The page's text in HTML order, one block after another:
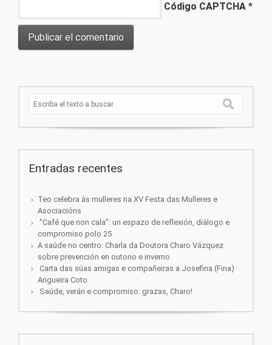
Código CAPTCHA *
Entradas recentes
Teo celebra ás mulleres na XV Festa das Mulleres e
Asociacións
“Café que non cala”: un espazo de reflexión, diálogo e
compromiso polo 25
A saúde no centro: Charla da Doutora Charo Vázquez
sobre prevención en outono e inverno
Carta das súas amigas e compañeiras a Josefina (Fina)
Angueira Coto
Saúde, verán e compromiso: grazas, Charo!